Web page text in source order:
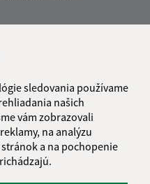
sledovania používame
našich
vám zobrazovali
na analýzu
a na pochopenie
Tašuľa
43
82 60